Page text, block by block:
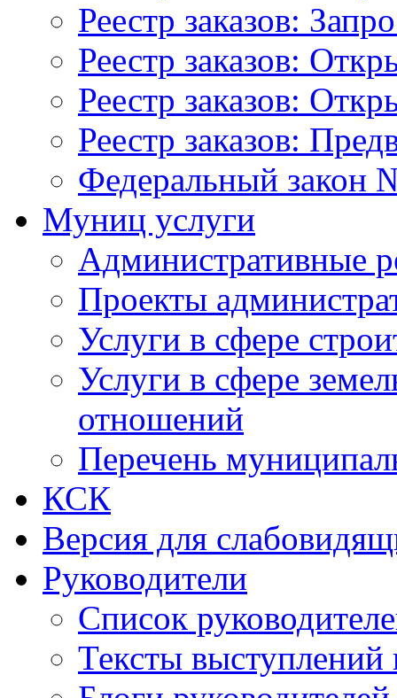
Реестр заказов:
Реестр заказов:
Реестр заказов:
Реестр заказов:
Федеральный закон
Муниц услуги
Административные
Проекты
Услуги в сфере
Услуги в сфере
отношений
Перечень
КСК
Версия для
Руководители
Список
Тексты выступлений